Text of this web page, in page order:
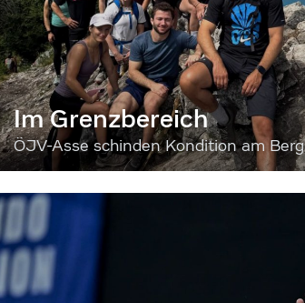
Im Grenzbereich
ÖJV-Asse schinden Kondition am Berg